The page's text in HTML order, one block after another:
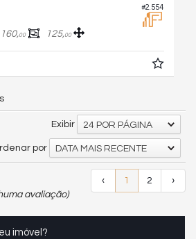
#2.554
160,00 125,00
Exibir 24 POR PÁGINA
por DATA MAIS RECENTE
‹ 1 2
›
avaliação)
imóvel?